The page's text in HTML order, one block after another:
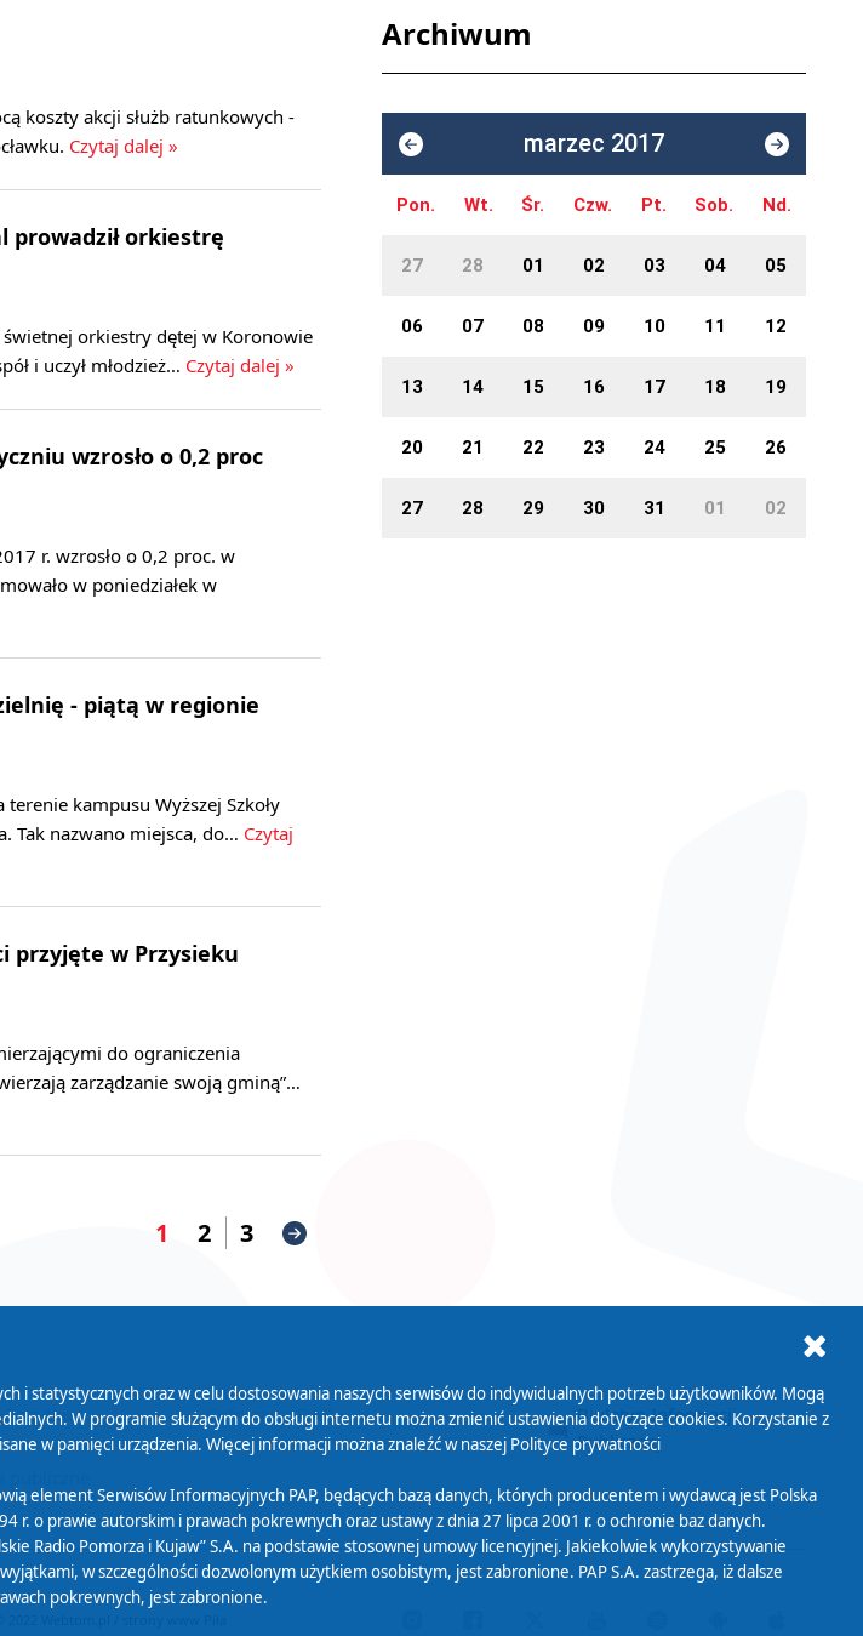
koszty akcji służb ratunkowych -
Czytaj dalej »
prowadził orkiestrę
orkiestry dętej w Koronowie
i uczył młodzież… Czytaj dalej »
wzrosło o 0,2 proc
r. wzrosło o 0,2 proc. w
w poniedziałek w
- piątą w regionie
kampusu Wyższej Szkoły
Tak nazwano miejsca, do… Czytaj
przyjęte w Przysieku
do ograniczenia
zarządzanie swoją gminą”…
1 2 3
Archiwum
marzec 2017
Pon. Wt. Śr. Czw. Pt. Sob. Nd.
27 28 01 02 03 04 05
06 07 08 09 10 11 12
13 14 15 16 17 18 19
20 21 22 23 24 25 26
27 28 29 30 31 01 02
Pożytku
Cyfryzacja DAB+
Biuletyn Informacji
Publicznej
i statystycznych oraz w celu dostosowania naszych serwisów do indywidualnych potrzeb użytkowników. Mogą
W programie służącym do obsługi internetu można zmienić ustawienia dotyczące cookies. Korzystanie z
w pamięci urządzenia. Więcej informacji można znaleźć w naszej Polityce prywatności
element Serwisów Informacyjnych PAP, będących bazą danych, których producentem i wydawcą jest Polska
r. o prawie autorskim i prawach pokrewnych oraz ustawy z dnia 27 lipca 2001 r. o ochronie baz danych.
Radio Pomorza i Kujaw” S.A. na podstawie stosownej umowy licencyjnej. Jakiekolwiek wykorzystywanie
w szczególności dozwolonym użytkiem osobistym, jest zabronione. PAP S.A. zastrzega, iż dalsze
pokrewnych, jest zabronione.